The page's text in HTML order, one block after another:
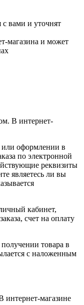
вами и уточнят
магазина и может
В интернет-
или оформлении в
по электронной
реквизиты
являетесь ли вы
кабинет,
счет на оплату
товара в
с наложенным
интернет-магазине